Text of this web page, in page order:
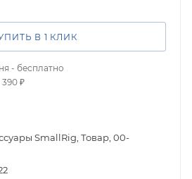
В 1 КЛИК
- бесплатно
390 ₽
SmallRig, Товар, 00-